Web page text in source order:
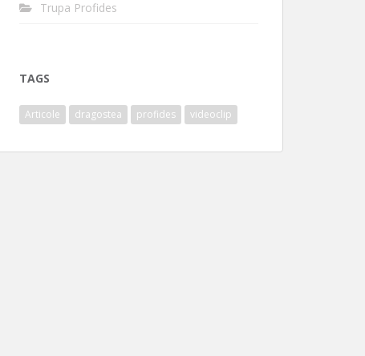
Trupa Profides
TAGS
Articole dragostea profides videoclip